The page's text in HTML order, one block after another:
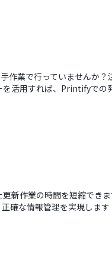
業で行っていませんか？
活用すれば、Printifyでの
新作業の時間を短縮でき
確な情報管理を実現します